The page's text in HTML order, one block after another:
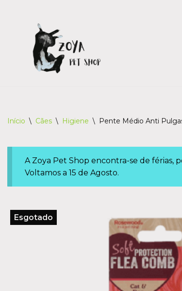
content
Início \ Cães \ Higiene \ Pente Médio Anti
A Zoya Pet Shop encontra-se de férias,
Voltamos a 15 de Agosto.
Esgotado